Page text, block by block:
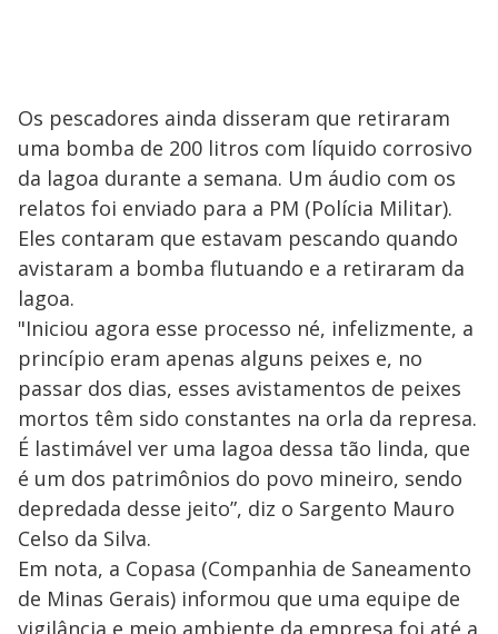
Os pescadores ainda disseram que retiraram
uma bomba de 200 litros com líquido corrosivo
da lagoa durante a semana. Um áudio com os
relatos foi enviado para a PM (Polícia Militar).
Eles contaram que estavam pescando quando
avistaram a bomba flutuando e a retiraram da
lagoa.
"Iniciou agora esse processo né, infelizmente, a
princípio eram apenas alguns peixes e, no
passar dos dias, esses avistamentos de peixes
mortos têm sido constantes na orla da represa.
É lastimável ver uma lagoa dessa tão linda, que
é um dos patrimônios do povo mineiro, sendo
depredada desse jeito”, diz o Sargento Mauro
Celso da Silva.
Em nota, a Copasa (Companhia de Saneamento
de Minas Gerais) informou que uma equipe de